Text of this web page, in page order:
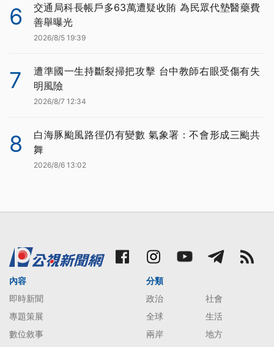
6
交通局科長帳戶多63萬遭疑收賄 為民眾代墊醫藥費
善舉曝光
2026/8/5 19:39
7
遭準國一生持斷裂掃把攻擊 台中教師右眼受傷有失
明風險
2026/8/7 12:34
8
白海豚颱風路徑仍有變數 氣象署：不會形成三颱共
舞
2026/8/6 13:02
內容
即時新聞
專題策展
數位敘事
分類
政治
社會
全球
生活
兩岸
地方